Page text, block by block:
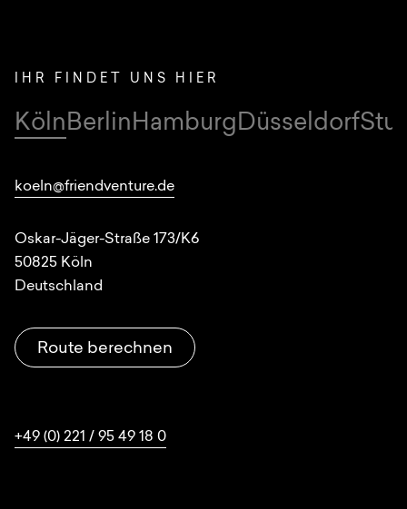
IHR FINDET UNS HIER
Standorte
KölnBerlinHamburgDüsseldorf
koeln@friendventure.de
Oskar-Jäger-Straße 173/K6
50825 Köln
Deutschland
Route berechnen
+49 (0) 221 / 95 49 18 0